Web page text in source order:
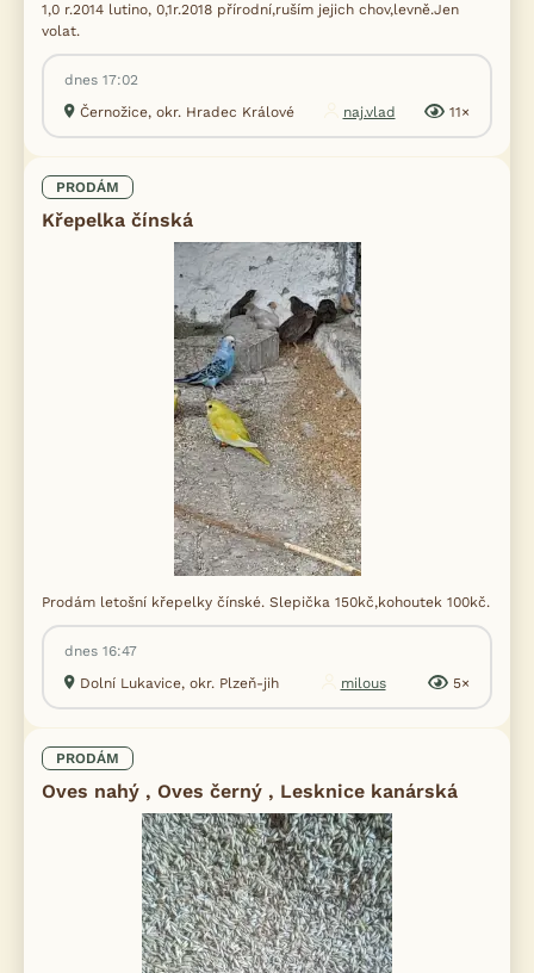
1,0 r.2014 lutino, 0,1r.2018 přírodní,ruším jejich chov,levně.Jen
volat.
dnes 17:02
Černožice, okr. Hradec Králové
naj.vlad 11×
PRODÁM
Křepelka čínská
Prodám letošní křepelky čínské. Slepička 150kč,kohoutek 100kč.
dnes 16:47
Dolní Lukavice, okr. Plzeň-jih
milous 5×
PRODÁM
Oves nahý , Oves černý , Lesknice kanárská